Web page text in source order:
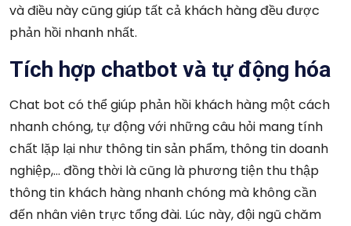
và điều này cũng giúp tất cả khách hàng đều được
phản hồi nhanh nhất.
Tích hợp chatbot và tự động hóa
Chat bot có thể giúp phản hồi khách hàng một cách
nhanh chóng, tự động với những câu hỏi mang tính
chất lặp lại như thông tin sản phẩm, thông tin doanh
nghiệp,… đồng thời là cũng là phương tiện thu thập
thông tin khách hàng nhanh chóng mà không cần
đến nhân viên trực tổng đài. Lúc này, đội ngũ chăm